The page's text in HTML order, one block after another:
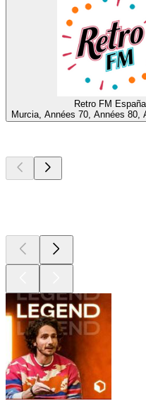
Retro FM España
Murcia, Années 70, Années 80,